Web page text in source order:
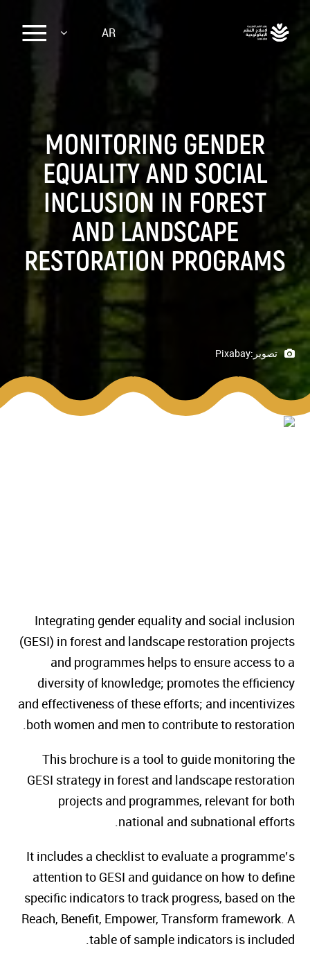
AR
MONITORING GENDER
EQUALITY AND SOCIAL
INCLUSION IN FOREST
AND LANDSCAPE
RESTORATION PROGRAMS
تصوير:Pixabay
Integrating gender equality and social inclusion
(GESI) in forest and landscape restoration projects
and programmes helps to ensure access to a
diversity of knowledge; promotes the efficiency
and effectiveness of these efforts; and incentivizes
both women and men to contribute to restoration.
This brochure is a tool to guide monitoring the
GESI strategy in forest and landscape restoration
projects and programmes, relevant for both
national and subnational efforts.
It includes a checklist to evaluate a programme’s
attention to GESI and guidance on how to define
specific indicators to track progress, based on the
Reach, Benefit, Empower, Transform framework. A
table of sample indicators is included.